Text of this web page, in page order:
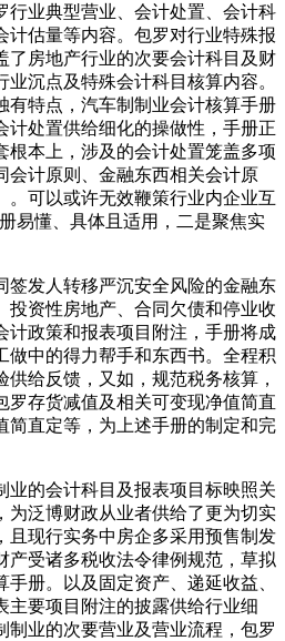
行业典型营业、会计处置、会计科
计估量等内容。包罗对行业特殊报
了房地产行业的次要会计科目及财
沉点及特殊会计科目核算内容。
有特点，汽车制制业会计核算手册
计处置供给细化的操做性，手册正
根本上，涉及的会计处置笼盖多项
会计原则、金融东西相关会计原
。可以或许无效鞭策行业内企业互
易懂、具体且适用，二是聚焦实
发人转移严沉安全风险的金融东
投资性房地产、合同欠债和停业收
计政策和报表项目附注，手册将成
做中的得力帮手和东西书。全程积
给反馈，又如，规范税务核算，
罗存货减值及相关可变现净值简直
简直定等，为上述手册的制定和完
的会计科目及报表项目标映照关
为泛博财政从业者供给了更为切实
且现行实务中房企多采用预售制发
产受诸多税收法令律例规范，草拟
册。以及固定资产、递延收益、
主要项目附注的披露供给行业细
制业的次要营业及营业流程，包罗